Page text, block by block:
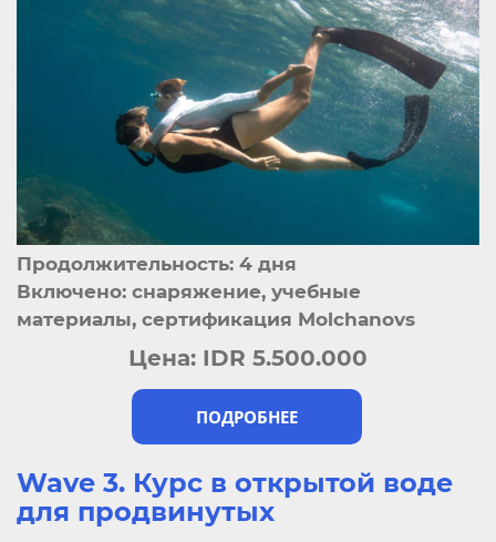
Продолжительность: 4 дня
Включено: снаряжение, учебные
материалы, сертификация Molchanovs
ПОДРОБНЕЕ
Цена: IDR 5.500.000
Wave 3. Курс в открытой воде
для продвинутых